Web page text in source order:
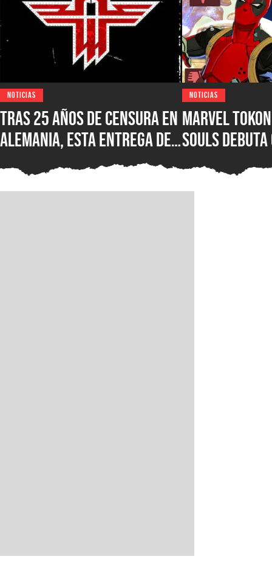
NOTICIAS
Tras 25 años de censura en
Alemania, esta entrega de
Wolfenstein por fin está
disponible en su versión
NOTICIAS
Marvel
Souls debuta
reseñas
Steam,